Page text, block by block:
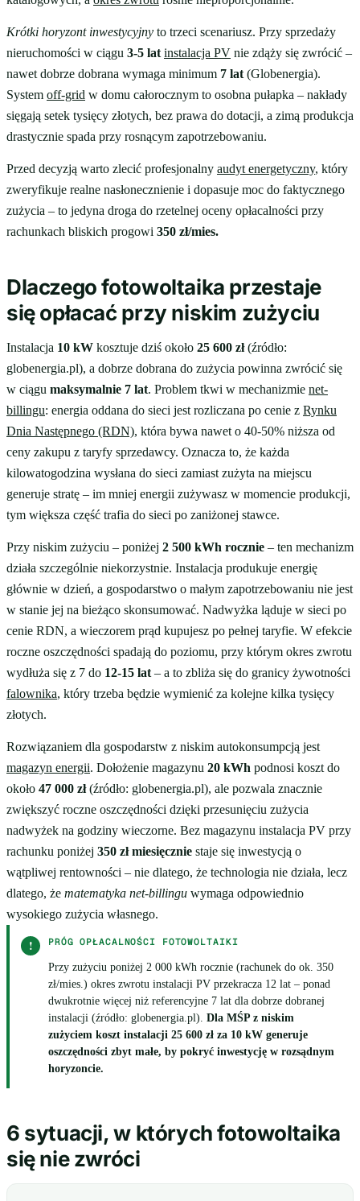
Krótki horyzont inwestycyjny to trzeci scenariusz. Przy sprzedaży
nieruchomości w ciągu 3-5 lat instalacja PV nie zdąży się zwrócić –
nawet dobrze dobrana wymaga minimum 7 lat (Globenergia).
System off-grid w domu całorocznym to osobna pułapka – nakłady
sięgają setek tysięcy złotych, bez prawa do dotacji, a zimą produkcja
drastycznie spada przy rosnącym zapotrzebowaniu.
Przed decyzją warto zlecić profesjonalny audyt energetyczny, który
zweryfikuje realne nasłonecznienie i dopasuje moc do faktycznego
zużycia – to jedyna droga do rzetelnej oceny opłacalności przy
rachunkach bliskich progowi 350 zł/mies.
Dlaczego fotowoltaika przestaje
się opłacać przy niskim zużyciu
Instalacja 10 kW kosztuje dziś około 25 600 zł(źródło:
globenergia.pl), a dobrze dobrana do zużycia powinna zwrócić się
w ciągu maksymalnie 7 lat. Problem tkwi w mechanizmie net-
billingu: energia oddana do sieci jest rozliczana po cenie z Rynku
Dnia Następnego (RDN), która bywa nawet o 40-50% niższa od
ceny zakupu z taryfy sprzedawcy. Oznacza to, że każda
kilowatogodzina wysłana do sieci zamiast zużyta na miejscu
generuje stratę – im mniej energii zużywasz w momencie produkcji,
tym większa część trafia do sieci po zaniżonej stawce.
Przy niskim zużyciu – poniżej 2 500 kWh rocznie – ten mechanizm
działa szczególnie niekorzystnie. Instalacja produkuje energię
głównie w dzień, a gospodarstwo o małym zapotrzebowaniu nie jest
w stanie jej na bieżąco skonsumować. Nadwyżka ląduje w sieci po
cenie RDN, a wieczorem prąd kupujesz po pełnej taryfie. W efekcie
roczne oszczędności spadają do poziomu, przy którym okres zwrotu
wydłuża się z 7 do 12-15 lat – a to zbliża się do granicy żywotności
falownika, który trzeba będzie wymienić za kolejne kilka tysięcy
złotych.
Rozwiązaniem dla gospodarstw z niskim autokonsumpcją jest
magazyn energii. Dołożenie magazynu 20 kWh podnosi koszt do
około 47 000 zł(źródło: globenergia.pl), ale pozwala znacznie
zwiększyć roczne oszczędności dzięki przesunięciu zużycia
nadwyżek na godziny wieczorne. Bez magazynu instalacja PV przy
rachunku poniżej 350 zł miesięcznie staje się inwestycją o
wątpliwej rentowności – nie dlatego, że technologia nie działa, lecz
dlatego, że matematyka net-billingu wymaga odpowiednio
wysokiego zużycia własnego.
! PRÓG OPŁACALNOŚCI FOTOWOLTAIKI
Przy zużyciu poniżej 2 000 kWh rocznie (rachunek do ok. 350
zł/mies.) okres zwrotu instalacji PV przekracza 12 lat – ponad
dwukrotnie więcej niż referencyjne 7 lat dla dobrze dobranej
instalacji (źródło: globenergia.pl). Dla MŚP z niskim
zużyciem koszt instalacji 25 600 zł za 10 kW generuje
oszczędności zbyt małe, by pokryć inwestycję w rozsądnym
horyzoncie.
6 sytuacji, w których fotowoltaika
się nie zwróci